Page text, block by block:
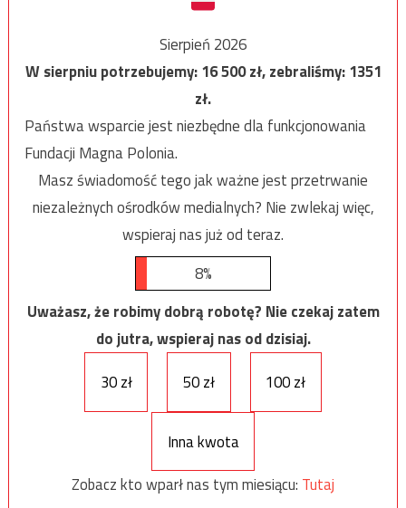
Sierpień 2026
W sierpniu potrzebujemy:16 500zł, zebraliśmy:1351
zł.
Państwa wsparcie jest niezbędne dla funkcjonowania
Fundacji Magna Polonia.
Masz świadomość tego jak ważne jest przetrwanie
niezależnych ośrodków medialnych? Nie zwlekaj więc,
wspieraj nas już od teraz.
8%
Uważasz, że robimy dobrą robotę? Nie czekaj zatem
do jutra, wspieraj nas od dzisiaj.
30 zł
50 zł 100 zł
Inna kwota
Zobacz kto wparł nas tym miesiącu: Tutaj